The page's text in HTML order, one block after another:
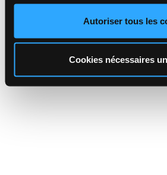
Autoriser tous les
Cookies nécessaires